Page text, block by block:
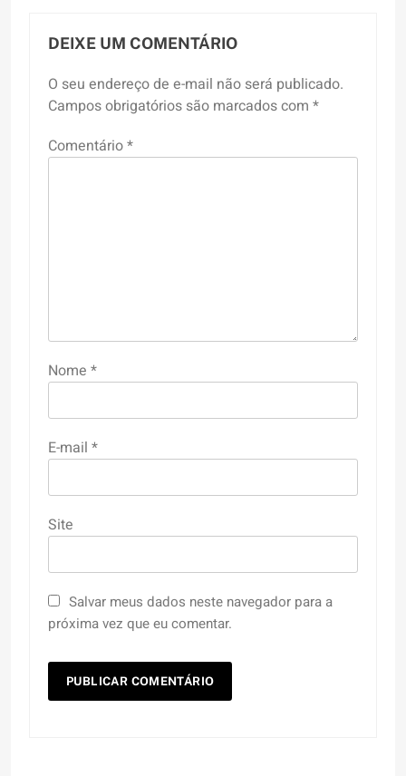
DEIXE UM COMENTÁRIO
O seu endereço de e-mail não será publicado.
Campos obrigatórios são marcados com *
Comentário*
Nome *
E-mail *
Site
Salvar meus dados neste navegador para a
próxima vez que eu comentar.